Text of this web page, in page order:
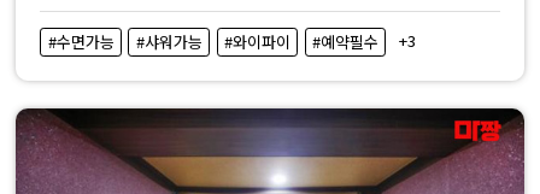
#수면가능 #샤워가능 #와이파이 #예약필수 +3